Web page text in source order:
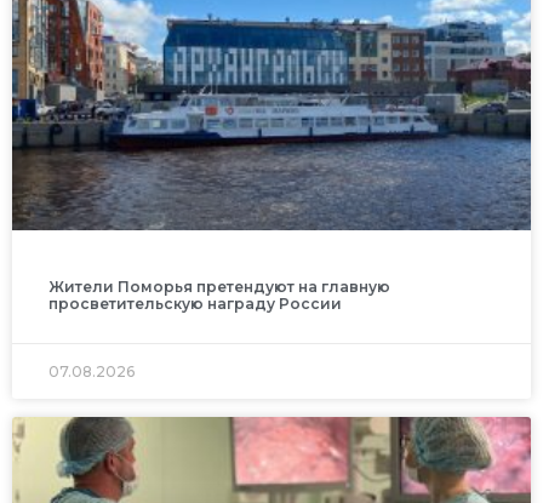
Жители Поморья претендуют на главную
просветительскую награду России
07.08.2026